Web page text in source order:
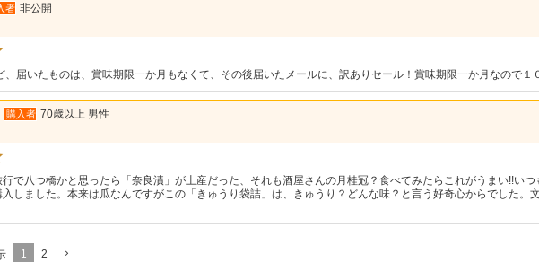
者 非公開
、届いたものは、賞味期限一か月もなくて、その後届いたメールに、訳ありセール！賞味期限一か月なので１
購入者 70歳以上 男性
で八つ橋かと思ったら「奈良漬」が土産だった、それも酒屋さんの月桂冠？食べてみたらこれがうまい!!い
しました。本来は瓜なんですがこの「きゅうり袋詰」は、きゅうり？どんな味？と言う好奇心からでした。
1 2